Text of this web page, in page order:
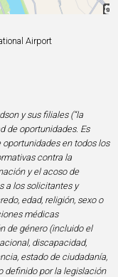
Airport
y sus filiales (“la
de oportunidades. Es
en todos los
contra la
y el acoso de
a los solicitantes y
edad, religión, sexo o
médicas
de género (incluido el
discapacidad,
estado de ciudadanía,
definido por la legislación